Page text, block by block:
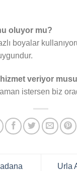
oluyor mu?
boyalar
veriyor
istersen biz
Urla